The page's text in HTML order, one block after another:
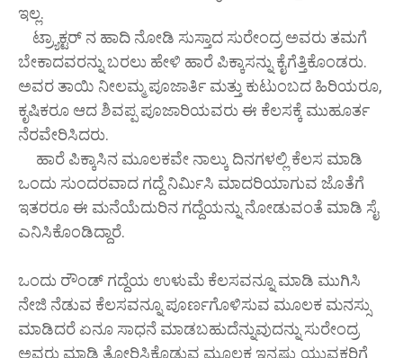
ಇಲ್ಲ.
ಟ್ರ್ಯಾಕ್ಟರ್ ನ ಹಾದಿ ನೋಡಿ ಸುಸ್ತಾದ ಸುರೇಂದ್ರ ಅವರು ತಮಗೆ
ಬೇಕಾದವರನ್ನು ಬರಲು ಹೇಳಿ ಹಾರೆ ಪಿಕ್ಕಾಸನ್ನು ಕೈಗೆತ್ತಿಕೊಂಡರು.
ಅವರ ತಾಯಿ ನೀಲಮ್ಮ ಪೂಜಾರ್ತಿ ಮತ್ತು ಕುಟುಂಬದ ಹಿರಿಯರೂ,
ಕೃಷಿಕರೂ ಆದ ಶಿವಪ್ಪ ಪೂಜಾರಿಯವರು ಈ ಕೆಲಸಕ್ಕೆ ಮುಹೂರ್ತ
ನೆರವೇರಿಸಿದರು.
ಹಾರೆ ಪಿಕ್ಕಾಸಿನ ಮೂಲಕವೇ ನಾಲ್ಕು ದಿನಗಳಲ್ಲಿ ಕೆಲಸ ಮಾಡಿ
ಒಂದು ಸುಂದರವಾದ ಗದ್ದೆ ನಿರ್ಮಿಸಿ ಮಾದರಿಯಾಗುವ ಜೊತೆಗೆ
ಇತರರೂ ಈ ಮನೆಯೆದುರಿನ ಗದ್ದೆಯನ್ನು ನೋಡುವಂತೆ ಮಾಡಿ ಸೈ
ಎನಿಸಿಕೊಂಡಿದ್ದಾರೆ.
ಒಂದು ರೌಂಡ್ ಗದ್ದೆಯ ಉಳುಮೆ ಕೆಲಸವನ್ನೂ ಮಾಡಿ ಮುಗಿಸಿ
ನೇಜಿ ನೆಡುವ ಕೆಲಸವನ್ನೂ ಪೂರ್ಣಗೊಳಿಸುವ ಮೂಲಕ ಮನಸ್ಸು
ಮಾಡಿದರೆ ಏನೂ ಸಾಧನೆ ಮಾಡಬಹುದೆನ್ನುವುದನ್ನು ಸುರೇಂದ್ರ
ಅವರು ಮಾಡಿ ತೋರಿಸಿಕೊಡುವ ಮೂಲಕ ಇನ್ನಷ್ಟು ಯುವಕರಿಗೆ